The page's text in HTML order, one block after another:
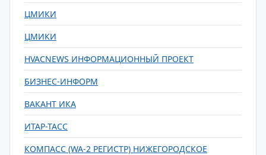
ЦМИКИ
ЦМИКИ
HVACNEWS ИНФОРМАЦИОННЫЙ ПРОЕКТ
БИЗНЕС-ИНФОРМ
ВАКАНТ ИКА
ИТАР-ТАСС
КОМПАСС (WA-2 РЕГИСТР) НИЖЕГОРОДСКОЕ